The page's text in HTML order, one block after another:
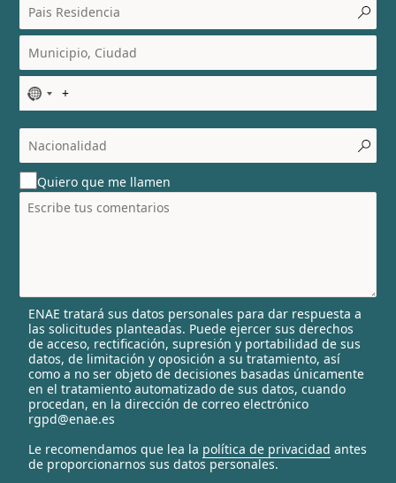
N
o
c
o
u
n
t
l
e
c
t
e
d
Quiero que me llamen
ENAE tratará sus datos personales para dar respuesta a
las solicitudes planteadas. Puede ejercer sus derechos
de acceso, rectificación, supresión y portabilidad de sus
datos, de limitación y oposición a su tratamiento, así
como a no ser objeto de decisiones basadas únicamente
en el tratamiento automatizado de sus datos, cuando
procedan, en la dirección de correo electrónico
rgpd@enae.es
Le recomendamos que lea la política de privacidad antes
de proporcionarnos sus datos personales.